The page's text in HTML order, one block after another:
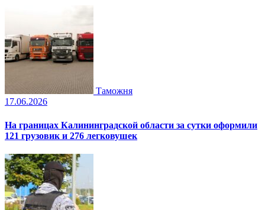
Таможня
17.06.2026
На границах Калининградской области за сутки оформили
121 грузовик и 276 легковушек